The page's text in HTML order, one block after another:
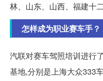
林、山东、山西、福建十
怎样成为职业赛车手？
汽联对赛车驾照培训进行
基地,分别是上海大众333